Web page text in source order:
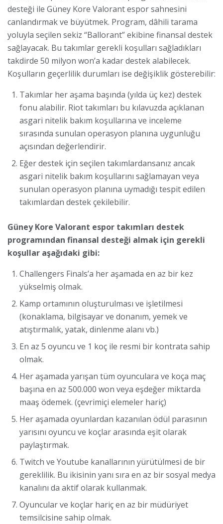
desteği ile Güney Kore Valorant espor sahnesini
canlandırmak ve büyütmek. Program, dâhili tarama
yoluyla seçilen sekiz “Ballorant” ekibine finansal destek
sağlayacak. Bu takımlar gerekli koşulları sağladıkları
takdirde 50 milyon won’a kadar destek alabilecek.
Koşulların geçerlilik durumları ise değişiklik gösterebilir:
Takımlar her aşama başında (yılda üç kez) destek
fonu alabilir. Riot takımları bu kılavuzda açıklanan
asgari nitelik bakım koşullarına ve inceleme
sırasında sunulan operasyon planına uygunluğu
açısından değerlendirir.
Eğer destek için seçilen takımlardansanız ancak
asgari nitelik bakım koşullarını sağlamayan veya
sunulan operasyon planına uymadığı tespit edilen
takımlardan destek çekilebilir.
Güney Kore Valorant espor takımları destek
programından finansal desteği almak için gerekli
koşullar aşağıdaki gibi:
Challengers Finals’a her aşamada en az bir kez
yükselmiş olmak.
Kamp ortamının oluşturulması ve işletilmesi
(konaklama, bilgisayar ve donanım, yemek ve
atıştırmalık, yatak, dinlenme alanı vb.)
En az 5 oyuncu ve 1 koç ile resmi bir kontrata sahip
olmak.
Her aşamada yarışan tüm oyunculara ve koça maç
başına en az 500.000 won veya eşdeğer miktarda
maaş ödemek. (çevrimiçi elemeler hariç)
Her aşamada oyunlardan kazanılan ödül parasının
yarısını oyuncu ve koçlar arasında eşit olarak
paylaştırmak.
Twitch ve Youtube kanallarının yürütülmesi de bir
gereklilik. Bu ikisinin yanı sıra en az bir sosyal medya
kanalını da aktif olarak kullanmak.
Oyuncular ve koçlar hariç en az bir müdüriyet
temsilcisine sahip olmak.